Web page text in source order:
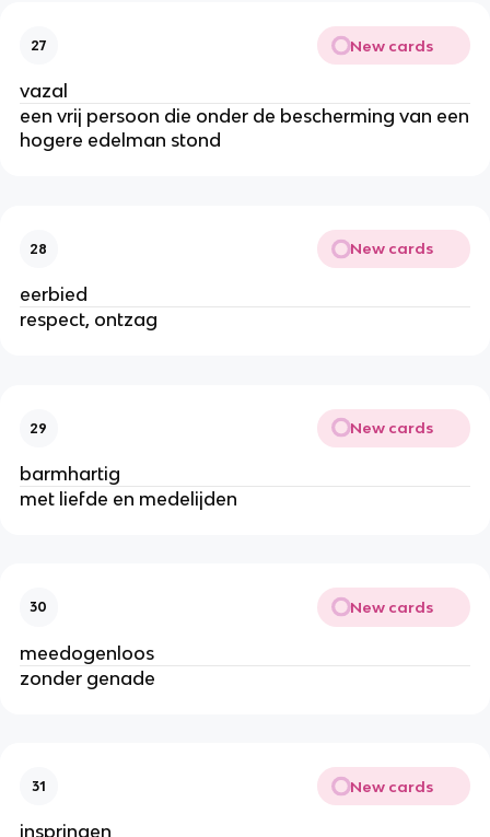
27 New cards
vazal
een vrij persoon die onder de bescherming van een
hogere edelman stond
28 New cards
eerbied
respect, ontzag
29 New cards
barmhartig
met liefde en medelijden
30 New cards
meedogenloos
zonder genade
31 New cards
inspringen